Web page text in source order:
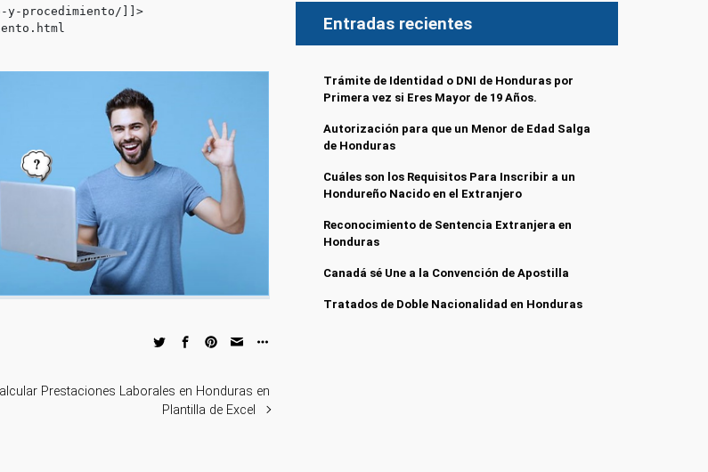
y-procedimiento/]]>
Prestaciones Laborales en Honduras en
Plantilla de Excel
Entradas recientes
Trámite de Identidad o DNI de Honduras por
Primera vez si Eres Mayor de 19 Años.
Autorización para que un Menor de Edad Salga
de Honduras
Cuáles son los Requisitos Para Inscribir a un
Hondureño Nacido en el Extranjero
Reconocimiento de Sentencia Extranjera en
Honduras
Canadá sé Une a la Convención de Apostilla
Tratados de Doble Nacionalidad en Honduras